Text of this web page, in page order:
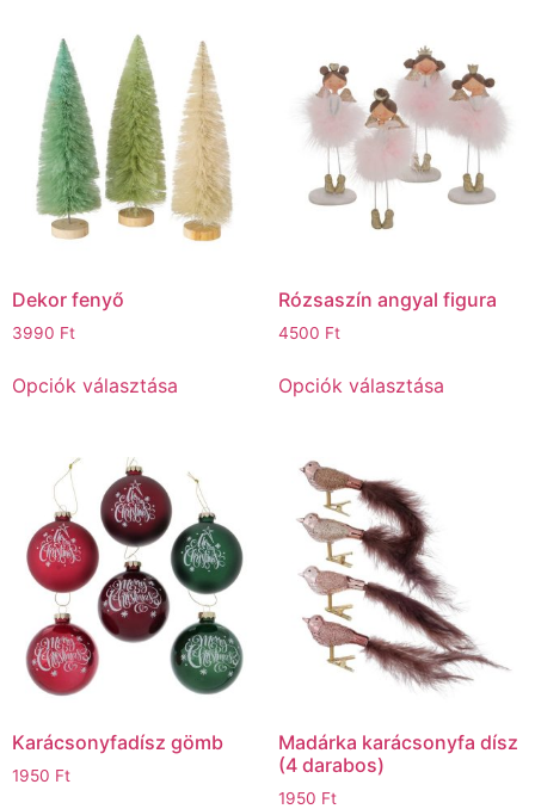
Dekor fenyő
3990 Ft
Opciók választása
Rózsaszín angyal figura
4500 Ft
Opciók választása
Karácsonyfadísz gömb
1950 Ft
Madárka karácsonyfa dísz
(4 darabos)
1950 Ft